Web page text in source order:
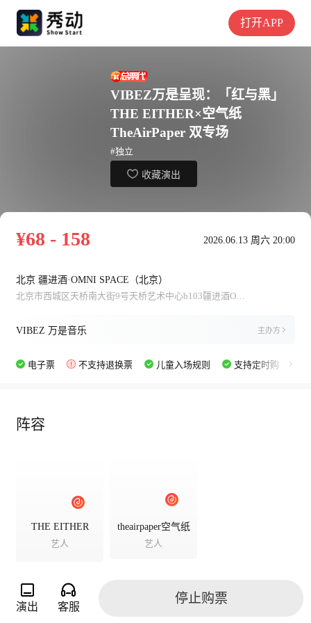
打开APP
VIBEZ万是呈现：「红与黑」
THE EITHER×空气纸
TheAirPaper 双专场
#独立
收藏演出
¥68 - 158 2026.06.13 周六 20:00
北京 疆进酒·OMNI SPACE（北京）
北京市西城区天桥南大街9号天桥艺术中心b103疆进酒OMNI SPACE
VIBEZ 万是音乐 主办方
电子票 不支持退换票 儿童入场规则 支持定时购
阵容
THE EITHER
艺人
theairpaper空气纸
艺人
演出 客服
停止购票